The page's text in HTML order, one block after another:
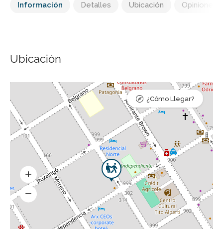
Información Detalles Ubicación Opiniones
Ubicación
¿Cómo Llegar?